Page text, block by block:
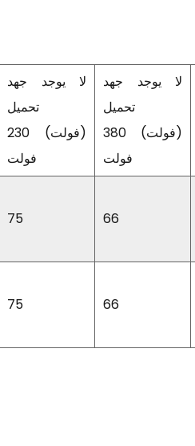
لا يوجد جهد
تحميل
(فولت) 230
فولت
لا يوجد جهد
تحميل
(فولت) 380
فولت
75 66
75 66